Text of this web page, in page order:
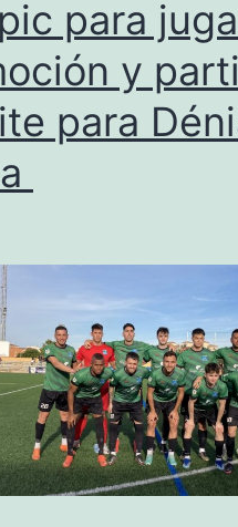
para
y
para